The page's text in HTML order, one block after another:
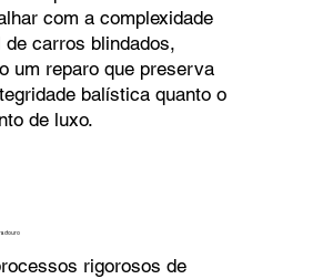
com a complexidade
de carros blindados,
um reparo que preserva
balística quanto o
de luxo.
rigorosos de